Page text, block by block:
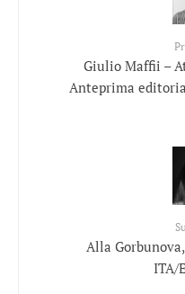
Giulio Maffii –
Anteprima
Alla
ITA/